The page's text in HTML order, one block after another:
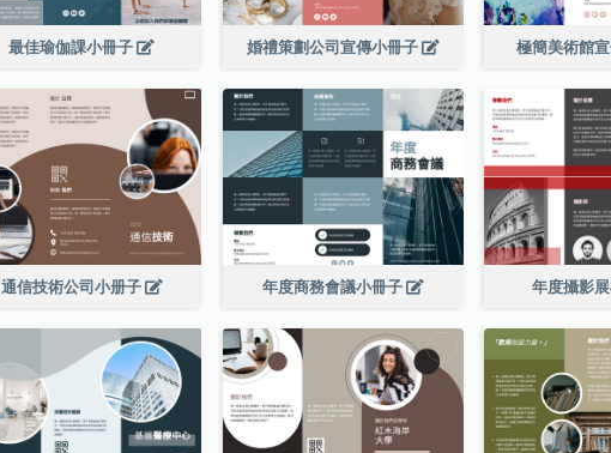
最佳瑜伽課小冊子 婚禮策劃公司宣傳小冊子 極簡美術館
通信技術公司小册子 年度商務會議小冊子 年度攝影